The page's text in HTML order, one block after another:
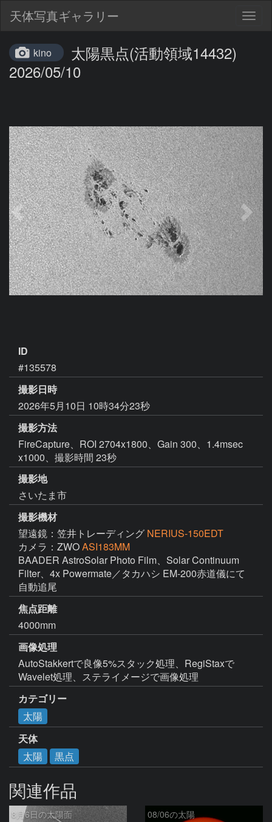
天体写真ギャラリー
kino
太陽黒点(活動領域14432)
2026/05/10
ID
#135578
撮影日時
2026年5月10日 10時34分23秒
撮影方法
FireCapture、ROI 2704x1800、Gain 300、1.4msec
x1000、撮影時間 23秒
撮影地
さいたま市
撮影機材
望遠鏡：笠井トレーディング NERIUS-150EDT
カメラ：ZWOASI183MM
BAADER AstroSolar Photo Film、Solar Continuum
Filter、4x Powermate／タカハシ EM-200赤道儀にて
自動追尾
焦点距離
4000mm
画像処理
AutoStakkertで良像5%スタック処理、RegiStaxで
Wavelet処理、ステライメージで画像処理
カテゴリー
太陽
天体
太陽
黒点
関連作品
8月6日の太陽面 08/06の太陽